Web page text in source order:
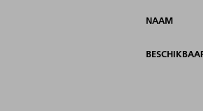
NAAM